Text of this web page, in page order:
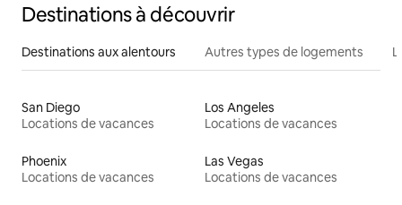
Destinations à découvrir
Destinations aux alentours Autres types de logements
San Diego
Locations de vacances
Los Angeles
Locations de vacances
Phoenix
Locations de vacances
Las Vegas
Locations de vacances